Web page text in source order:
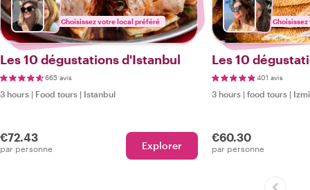
Choisissez votre local préféré
Les 10 dégustations d'Istanbul
665 avis
3 hours | Food tours | Istanbul
€72.43
par personne Explorer
Les 10
401 avis
3 hours | food tours |
€60.30
par personne